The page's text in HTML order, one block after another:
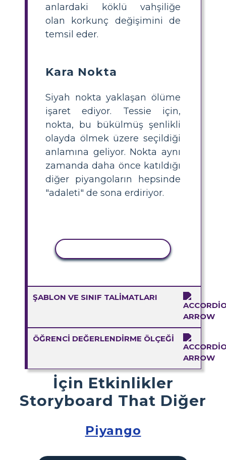
anlardaki köklü vahşiliğe
olan korkunç değişimini de
temsil eder.
Kara Nokta
Siyah nokta yaklaşan ölüme
işaret ediyor. Tessie için,
nokta, bu bükülmüş şenlikli
olayda ölmek üzere seçildiği
anlamına geliyor. Nokta aynı
zamanda daha önce katıldığı
diğer piyangoların hepsinde
"adaleti" de sona erdiriyor.
ŞABLON VE SINIF TALIMATLARI
ÖĞRENCI DEĞERLENDIRME ÖLÇEĞI
İçin Etkinlikler
Storyboard That Diğer
Piyango